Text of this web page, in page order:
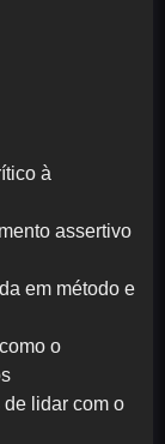
à
assertivo
em método e
o
lidar com o